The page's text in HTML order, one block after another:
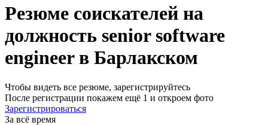
Резюме соискателей на
должность senior software
engineer в Барлакском
Чтобы видеть все резюме, зарегистрируйтесь
После регистрации покажем ещё 1 и откроем фото
Зарегистрироваться
За всё время